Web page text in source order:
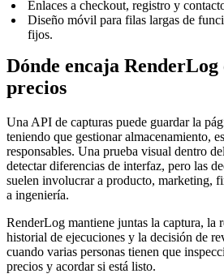
Enlaces a checkout, registro y
Diseño móvil para filas largas de
fijos.
Dónde encaja
precios
Una API de capturas puede guardar la
teniendo que gestionar almacenamiento,
responsables. Una prueba visual dentro
detectar diferencias de interfaz, pero las
suelen involucrar a producto, marketing,
a ingeniería.
RenderLog mantiene juntas la captura, la
historial de ejecuciones y la decisión de
cuando varias personas tienen que
precios y acordar si está listo.